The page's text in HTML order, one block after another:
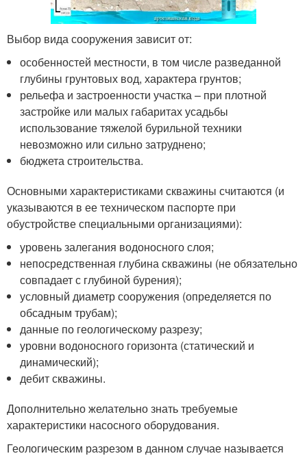
Выбор вида сооружения зависит от:
особенностей местности, в том числе разведанной
глубины грунтовых вод, характера грунтов;
рельефа и застроенности участка – при плотной
застройке или малых габаритах усадьбы
использование тяжелой бурильной техники
невозможно или сильно затруднено;
бюджета строительства.
Основными характеристиками скважины считаются (и
указываются в ее техническом паспорте при
обустройстве специальными организациями):
уровень залегания водоносного слоя;
непосредственная глубина скважины (не обязательно
совпадает с глубиной бурения);
условный диаметр сооружения (определяется по
обсадным трубам);
данные по геологическому разрезу;
уровни водоносного горизонта (статический и
динамический);
дебит скважины.
Дополнительно желательно знать требуемые
характеристики насосного оборудования.
Геологическим разрезом в данном случае называется